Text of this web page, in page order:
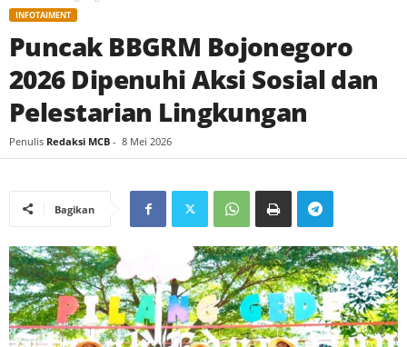
INFOTAIMENT
Puncak BBGRM Bojonegoro
2026 Dipenuhi Aksi Sosial dan
Pelestarian Lingkungan
Penulis Redaksi MCB - 8 Mei 2026
Bagikan